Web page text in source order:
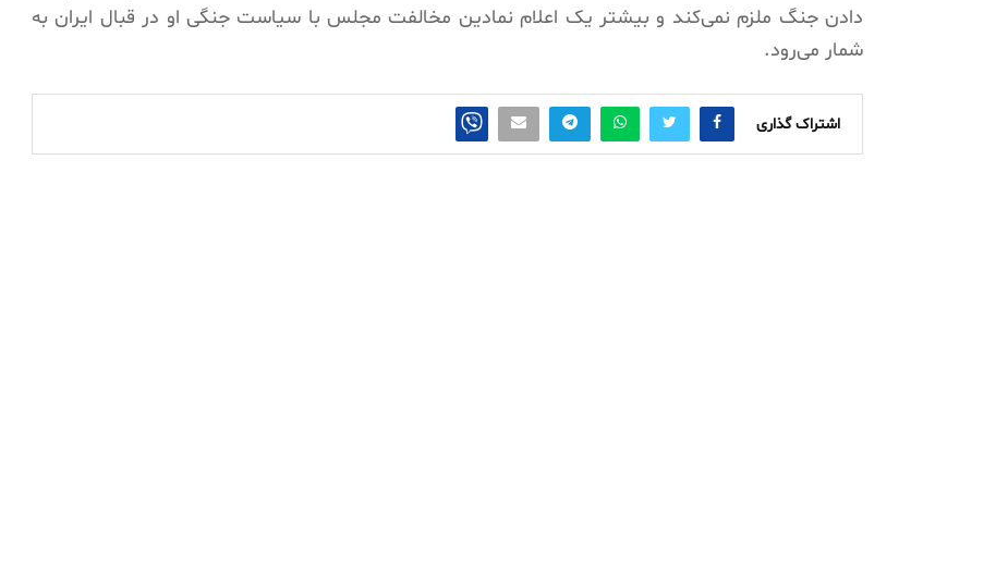
دادن جنگ ملزم نمی‌کند و بيشتر يک اعلام نمادين مخالفت مجلس با سياست جنگی او در قبال ايران به
شمار می‌رود.
اشتراک گذاری